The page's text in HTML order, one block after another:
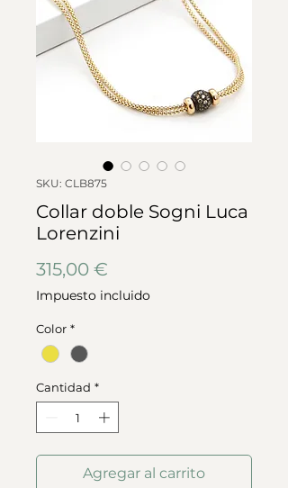
SKU: CLB875
Collar doble Sogni Luca
Lorenzini
315,00 €
Impuesto incluido
Color *
Cantidad *
Agregar al carrito